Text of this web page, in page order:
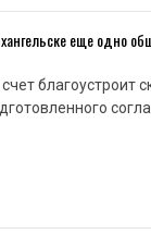
еще одно
счет